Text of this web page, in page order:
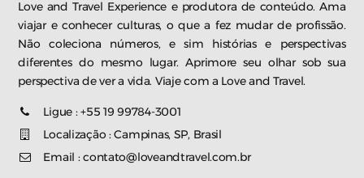
Love and Travel Experience e produtora de conteúdo. Ama
viajar e conhecer culturas, o que a fez mudar de profissão.
Não coleciona números, e sim histórias e perspectivas
diferentes do mesmo lugar. Aprimore seu olhar sob sua
perspectiva de ver a vida. Viaje com a Love and Travel.
Ligue : +55 19 99784-3001
Localização : Campinas, SP, Brasil
Email : contato@loveandtravel.com.br